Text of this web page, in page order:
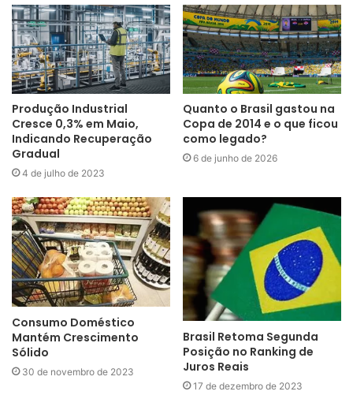
Produção Industrial
Cresce 0,3% em Maio,
Indicando Recuperação
Gradual
4 de julho de 2023
Quanto o Brasil gastou na
Copa de 2014 e o que ficou
como legado?
6 de junho de 2026
Consumo Doméstico
Mantém Crescimento
Sólido
30 de novembro de 2023
Brasil Retoma Segunda
Posição no Ranking de
Juros Reais
17 de dezembro de 2023